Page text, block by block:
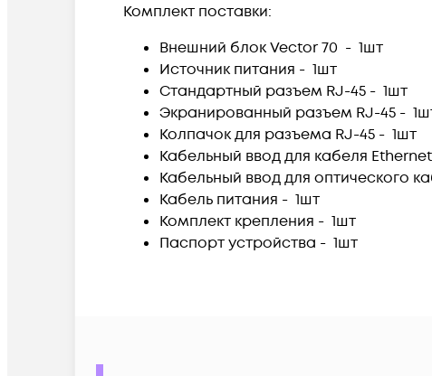
Комплект поставки:
Внешний блок Vector 70 - 1шт
Источник питания - 1шт
Стандартный разъем RJ-45 - 1шт
Экранированный разъем RJ-45 -
Колпачок для разъема RJ-45 - 1шт
Кабельный ввод для кабеля
Кабельный ввод для оптического
Кабель питания - 1шт
Комплект крепления - 1шт
Паспорт устройства - 1шт